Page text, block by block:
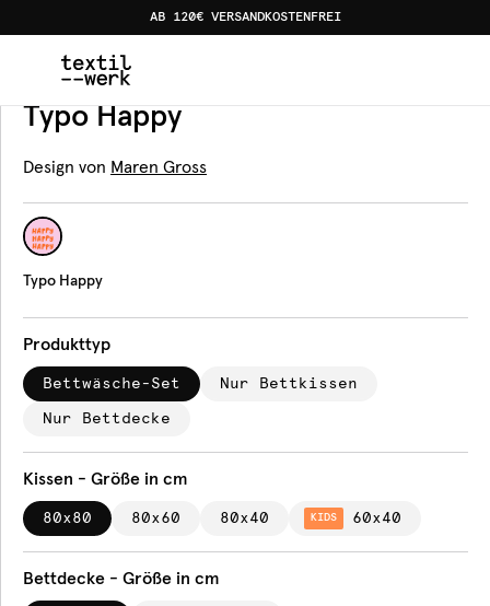
AB 120€ VERSANDKOSTENFREI
Produkte Bettwäsche Typo Happy
Bettwäsche
Typo Happy
Design von Maren Gross
Typo Happy
Produkttyp
Bettwäsche-Set Nur Bettkissen
Nur Bettdecke
Kissen - Größe in cm
80x80 80x60 80x40 KIDS 60x40
Bettdecke - Größe in cm